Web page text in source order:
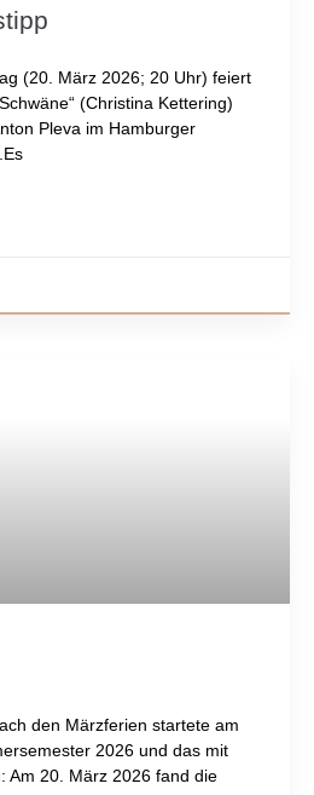
(20. März 2026; 20 Uhr) feiert
(Christina Kettering)
Pleva im Hamburger
den Märzferien startete am
2026 und das mit
Am 20. März 2026 fand die